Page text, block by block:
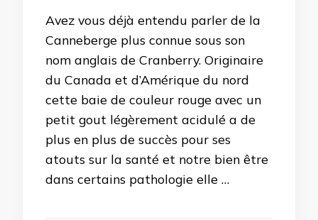
Avez vous déjà entendu parler de la
Canneberge plus connue sous son
nom anglais de Cranberry. Originaire
du Canada et d’Amérique du nord
cette baie de couleur rouge avec un
petit gout légèrement acidulé a de
plus en plus de succès pour ses
atouts sur la santé et notre bien être
dans certains pathologie elle …